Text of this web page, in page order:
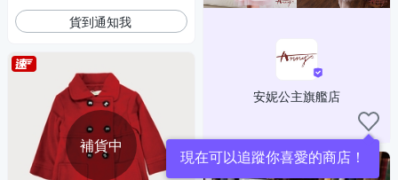
貨到通知我
補貨中
安妮公主旗艦店
現在可以追蹤你喜愛的商店！